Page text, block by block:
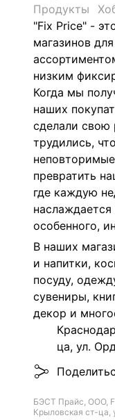
Продукты
"Fix Price" -
магазинов
низким
Когда мы
наших
сделали свою
трудились,
превратить
где каждую
особенного,
В наших
и напитки,
посуду,
сувениры,
декор и
ца, ул.
БЭСТ Прайс, ООО,
Крыловская ст-ца,